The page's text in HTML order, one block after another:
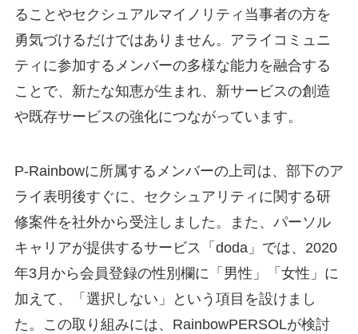
ることやセクシュアルマイノリティ当事者の方を
勇気づけるだけではありません。アライコミュニ
ティに参加するメンバーの多様な能力を融合する
ことで、新たな知恵が生まれ、新サービスの創造
や既存サービスの強化につながっています。
P-Rainbowに所属するメンバーの上司は、部下のア
ライ表明後すぐに、セクシュアリティに関する研
修案件を社外から受注しました。また、パーソル
キャリアが提供するサービス「doda」では、2020
年3月から会員登録の性別欄に「男性」「女性」に
加えて、「選択しない」という項目を設けまし
た。この取り組みには、RainbowPERSOLが検討